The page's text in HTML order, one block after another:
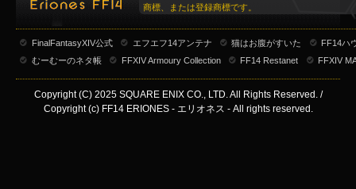
商標、または登録商標です。
FinalFantasyXIV公式 エフエフ14アンテナ 猫はお腹がすいた
FF14ハ
むーむーのネタ帳
FFXIV Armoury Collection FF14 Restanet FFXIV
Copyright (C) 2025 SQUARE ENIX CO., LTD. All Rights Reserved. /
Copyright (c) FF14 ERIONES - エリオネス - All rights reserved.